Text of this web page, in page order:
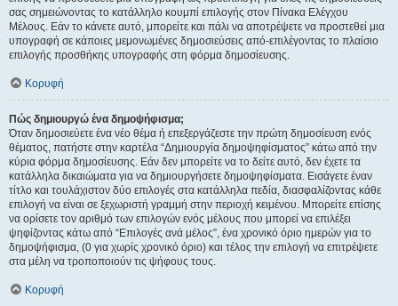
σας σημειώνοντας το κατάλληλο κουμπί επιλογής στον Πίνακα Ελέγχου
Μέλους. Εάν το κάνετε αυτό, μπορείτε και πάλι να αποτρέψετε να προστεθεί μια
υπογραφή σε κάποιες μεμονωμένες δημοσιεύσεις από-επιλέγοντας το πλαίσιο
επιλογής προσθήκης υπογραφής στη φόρμα δημοσίευσης.
Κορυφή
Πώς δημιουργώ ένα δημοψήφισμα;
Όταν δημοσιεύετε ένα νέο θέμα ή επεξεργάζεστε την πρώτη δημοσίευση ενός
θέματος, πατήστε στην καρτέλα “Δημιουργία δημοψηφίσματος” κάτω από την
κύρια φόρμα δημοσίευσης. Εάν δεν μπορείτε να το δείτε αυτό, δεν έχετε τα
κατάλληλα δικαιώματα για να δημιουργήσετε δημοψηφίσματα. Εισάγετε έναν
τίτλο και τουλάχιστον δύο επιλογές στα κατάλληλα πεδία, διασφαλίζοντας κάθε
επιλογή να είναι σε ξεχωριστή γραμμή στην περιοχή κειμένου. Μπορείτε επίσης
να ορίσετε τον αριθμό των επιλογών ενός μέλους που μπορεί να επιλέξει
ψηφίζοντας κάτω από “Επιλογές ανά μέλος”, ένα χρονικό όριο ημερών για το
δημοψήφισμα, (0 για χωρίς χρονικό όριο) και τέλος την επιλογή να επιτρέψετε
στα μέλη να τροποποιούν τις ψήφους τους.
Κορυφή